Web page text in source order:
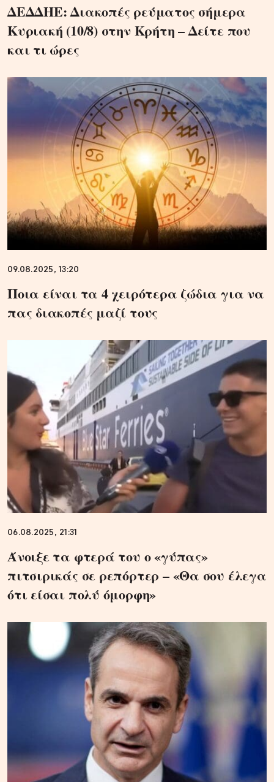
ΔΕΔΔΗΕ: Διακοπές ρεύματος σήμερα
Κυριακή (10/8) στην Κρήτη – Δείτε που
και τι ώρες
09.08.2025, 13:20
Ποια είναι τα 4 χειρότερα ζώδια για να
πας διακοπές μαζί τους
06.08.2025, 21:31
Άνοιξε τα φτερά του ο «γύπας»
πιτσιρικάς σε ρεπόρτερ – «Θα σου έλεγα
ότι είσαι πολύ όμορφη»